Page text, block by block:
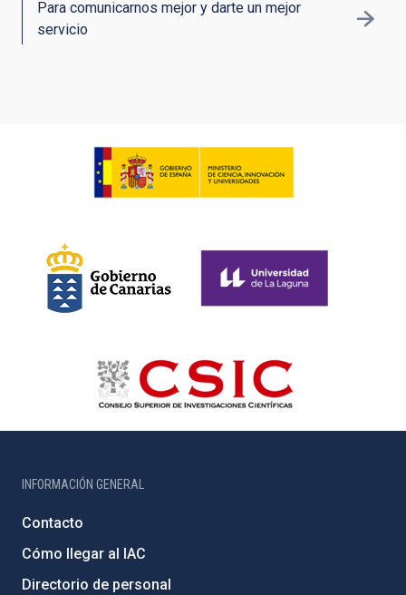
Para comunicarnos mejor y darte un mejor
servicio
INFORMACIÓN GENERAL
Contacto
Cómo llegar al IAC
Directorio de personal